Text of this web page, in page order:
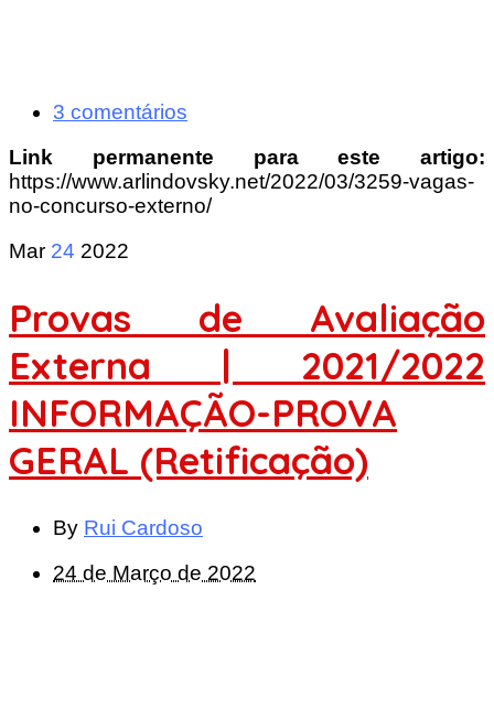
3 comentários
Link permanente para este artigo:
https://www.arlindovsky.net/2022/03/3259-vagas-
no-concurso-externo/
Mar 24 2022
Provas de Avaliação
Externa | 2021/2022
INFORMAÇÃO-PROVA
GERAL (Retificação)
By Rui Cardoso
24 de Março de 2022